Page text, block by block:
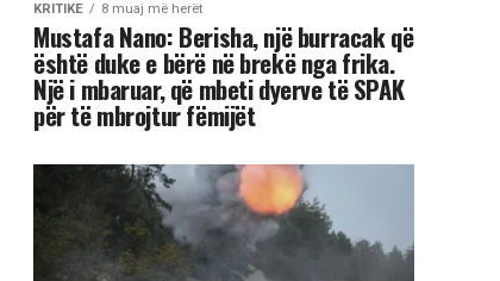
KRITIKE 8 muaj më herët
Mustafa Nano: Berisha, një burracak që
është duke e bërë në brekë nga frika.
Një i mbaruar, që mbeti dyerve të SPAK
për të mbrojtur fëmijët